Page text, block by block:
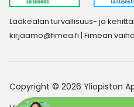
Lääkealan turvallisuus- ja
kirjaamo@fimea.fi | Fimean
Copyright © 2026 Yliopiston